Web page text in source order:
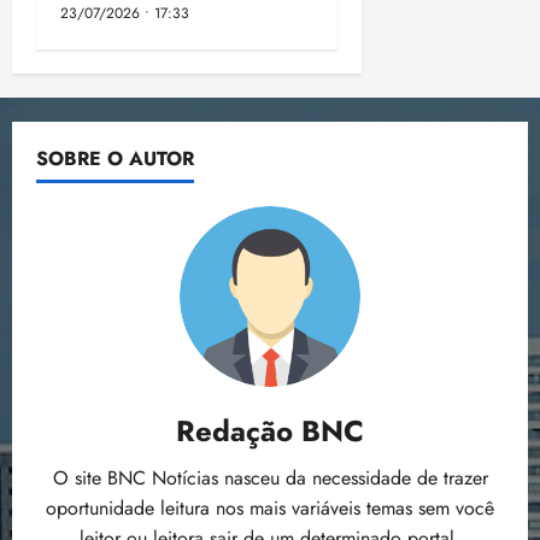
23/07/2026 • 17:33
SOBRE O AUTOR
Redação BNC
O site BNC Notícias nasceu da necessidade de trazer
oportunidade leitura nos mais variáveis temas sem você